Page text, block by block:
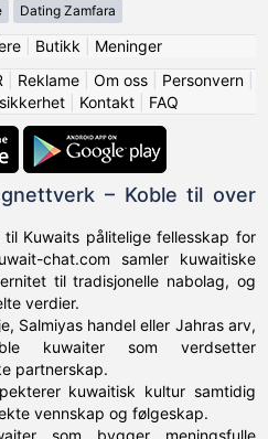
Dating Zamfara
| Butikk
Meninger
Reklame| Om oss| Personvern|
Kontakt FAQ
– Koble til over
til Kuwaits pålitelige fellesskap for
chat.com samler kuwaitiske
til tradisjonelle nabolag, og
verdier.
Salmiyas handel eller Jahras arv,
kuwaiter som verdsetter
partnerskap.
kuwaitisk kultur samtidig
vennskap og følgeskap.
som bygger meningsfulle